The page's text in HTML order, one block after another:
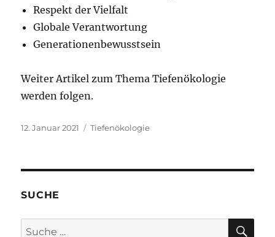
Respekt der Vielfalt
Globale Verantwortung
Generationenbewusstsein
Weiter Artikel zum Thema Tiefenökologie
werden folgen.
Veröffentlicht
12. Januar 2021 Kategorien
Tiefenökologie
SUCHE
Suche